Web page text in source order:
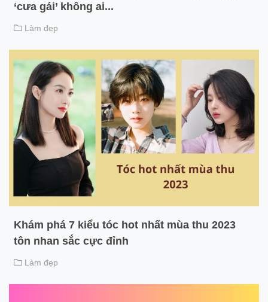
‘cưa gái’ không ai...
Làm đẹp
Khám phá 7 kiểu tóc hot nhất mùa thu 2023
tôn nhan sắc cực đỉnh
Làm đẹp